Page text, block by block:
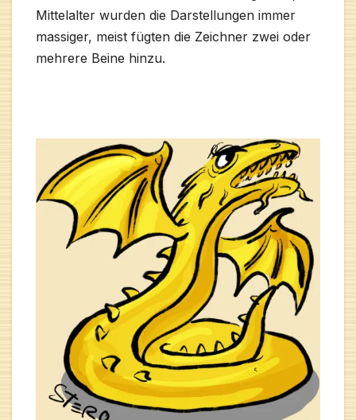
Mittelalter wurden die Darstellungen immer
massiger, meist fügten die Zeichner zwei oder
mehrere Beine hinzu.